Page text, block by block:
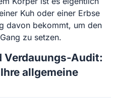
Kuh oder einer Erbse
davon bekommt, um den
zu setzen.
Verdauungs-Audit:
allgemeine